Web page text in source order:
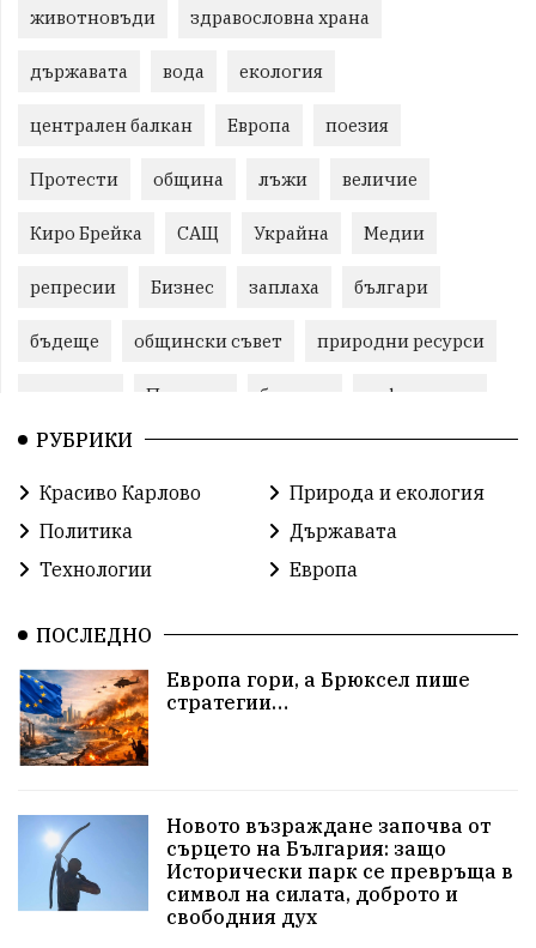
животновъди здравословна храна
държавата вода екология
централен балкан Европа поезия
Протести община лъжи величие
Киро Брейка САЩ Украйна Медии
репресии Бизнес заплаха българи
бъдеще общински съвет природни ресурси
Пловдив бюджет референдум
Русия Бай Рибан
проекти гражданска позиция празник
дух сметища
енергия родолюбие
природа пътища
съдебна система еврозона родолюбци
история с.Неофит Рилски Култура
народ Турция
РУБРИКИ
Красиво Карлово
Природа и екология
Политика
Държавата
Технологии
Европа
ПОСЛЕДНО
Европа гори, а Брюксел пише
стратегии…
Новото възраждане започва от
сърцето на България: защо
Исторически парк се превръща в
символ на силата, доброто и
свободния дух